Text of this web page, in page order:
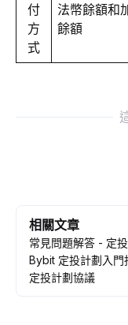
付
方
式
法幣餘額和
餘額
相關文章
常見問題解答 - 定
Bybit 定投計劃入門
定投計劃協議